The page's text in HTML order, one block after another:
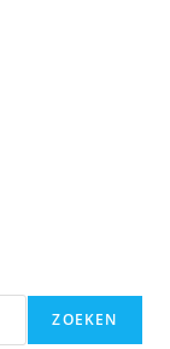
ZOEKEN